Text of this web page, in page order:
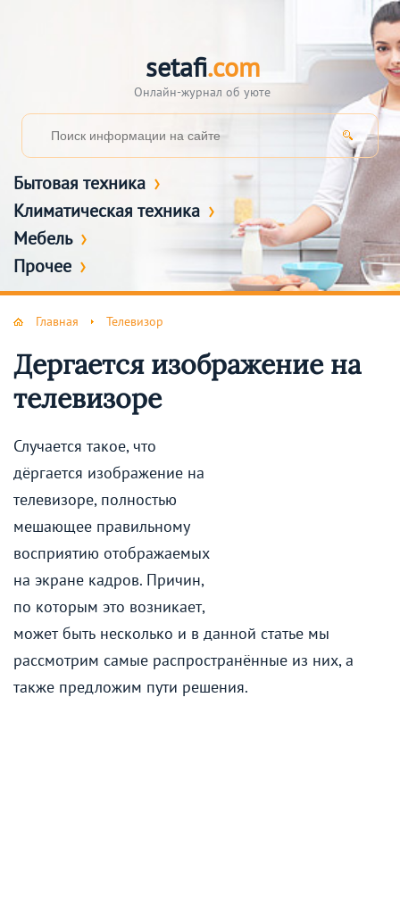
setafi.com
Онлайн-журнал об уюте
Бытовая техника
Климатическая техника
Мебель
Прочее
Главная Телевизор
Дергается изображение на
телевизоре
Случается такое, что
дёргается изображение на
телевизоре, полностью
мешающее правильному
восприятию отображаемых
на экране кадров. Причин,
по которым это возникает,
может быть несколько и в данной статье мы
рассмотрим самые распространённые из них, а
также предложим пути решения.